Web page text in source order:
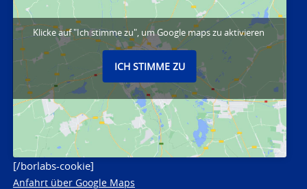
Klicke auf "Ich stimme zu", um Google maps zu aktivieren
ICH STIMME ZU
[/borlabs-cookie]
Anfahrt über Google Maps